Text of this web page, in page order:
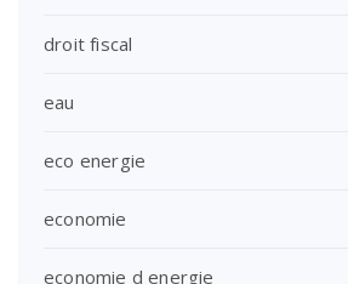
droit fiscal
eau
eco energie
economie
economie d energie